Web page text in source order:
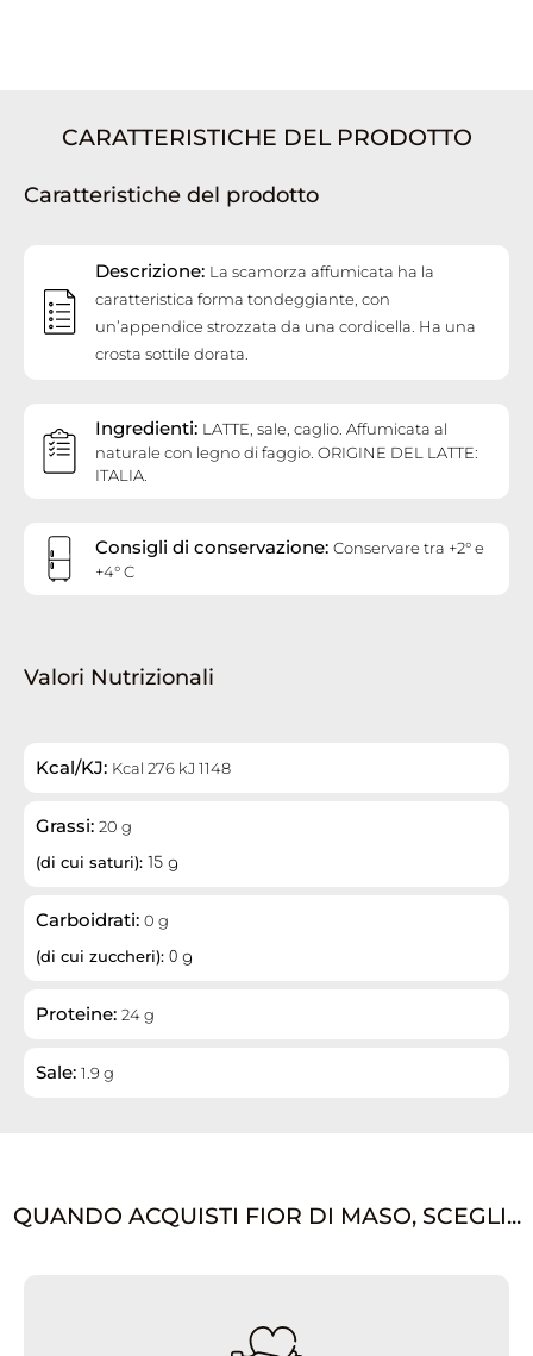
CARATTERISTICHE DEL PRODOTTO
Caratteristiche del prodotto
Descrizione: La scamorza affumicata ha la
caratteristica forma tondeggiante, con
un’appendice strozzata da una cordicella. Ha una
crosta sottile dorata.
Ingredienti: LATTE, sale, caglio. Affumicata al
naturale con legno di faggio. ORIGINE DEL LATTE:
ITALIA.
Consigli di conservazione: Conservare tra +2° e
+4° C
Valori Nutrizionali
Kcal/KJ: Kcal 276 kJ 1148
Grassi: 20 g
(di cui saturi): 15 g
Carboidrati: 0 g
(di cui zuccheri): 0 g
Proteine: 24 g
Sale: 1.9 g
QUANDO ACQUISTI FIOR DI MASO, SCEGLI...